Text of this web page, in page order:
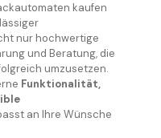
kaufen
nur hochwertige
und Beratung, die
umzusetzen.
Funktionalität,
an Ihre Wünsche